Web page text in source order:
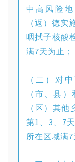
中高风险
（返）德
咽拭子核酸
满7天为止；
（二）对
（市、县
（区）其
第1、3、7
所在区域满7